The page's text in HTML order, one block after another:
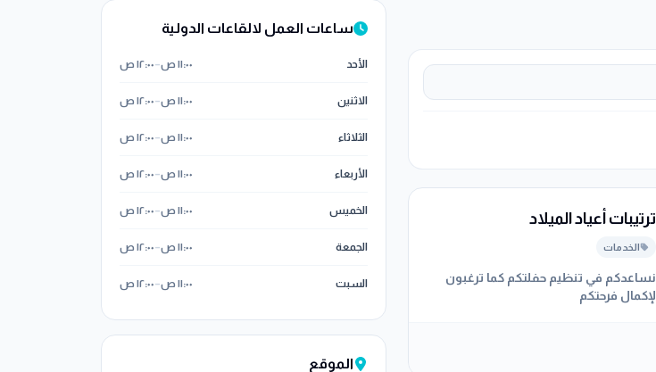
ترتيبات أعياد الميلاد
الخدمات
نساعدكم في تنظيم حفلتكم كما ترغبون
لإكمال فرحتكم
ساعات العمل لالقاعات الدولية
الأحد ١١:٠٠ ص –١٢:٠٠ ص
الاثنين ١١:٠٠ ص –١٢:٠٠ ص
الثلاثاء ١١:٠٠ ص –١٢:٠٠ ص
الأربعاء ١١:٠٠ ص –١٢:٠٠ ص
الخميس ١١:٠٠ ص –١٢:٠٠ ص
الجمعة ١١:٠٠ ص –١٢:٠٠ ص
السبت ١١:٠٠ ص –١٢:٠٠ ص
الموقع